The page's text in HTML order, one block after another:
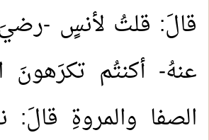
قالَ: قلتُ لأنسٍ -رضيَ
عنهُ- أكنتُم تكرَهونَ
الصفا والمروةِ قالَ: